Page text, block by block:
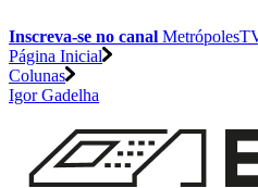
Inscreva-se no canal
Página Inicial
Colunas
Igor Gadelha